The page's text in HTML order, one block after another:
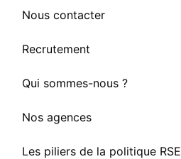
Nous contacter
Recrutement
Qui sommes-nous ?
Nos agences
Les piliers de la politique RSE